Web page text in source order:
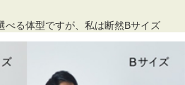
べる体型ですが、私は断然Bサイズ